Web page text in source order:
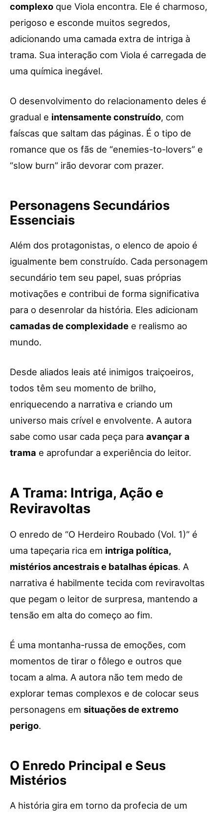
complexo que Viola encontra. Ele é charmoso,
perigoso e esconde muitos segredos,
adicionando uma camada extra de intriga à
trama. Sua interação com Viola é carregada de
uma química inegável.
O desenvolvimento do relacionamento deles é
gradual e intensamente construído, com
faíscas que saltam das páginas. É o tipo de
romance que os fãs de “enemies-to-lovers” e
“slow burn” irão devorar com prazer.
Personagens Secundários
Essenciais
Além dos protagonistas, o elenco de apoio é
igualmente bem construído. Cada personagem
secundário tem seu papel, suas próprias
motivações e contribui de forma significativa
para o desenrolar da história. Eles adicionam
camadas de complexidade e realismo ao
mundo.
Desde aliados leais até inimigos traiçoeiros,
todos têm seu momento de brilho,
enriquecendo a narrativa e criando um
universo mais crível e envolvente. A autora
sabe como usar cada peça para avançar a
trama e aprofundar a experiência do leitor.
A Trama: Intriga, Ação e
Reviravoltas
O enredo de “O Herdeiro Roubado (Vol. 1)” é
uma tapeçaria rica em intriga política,
mistérios ancestrais e batalhas épicas. A
narrativa é habilmente tecida com reviravoltas
que pegam o leitor de surpresa, mantendo a
tensão em alta do começo ao fim.
É uma montanha-russa de emoções, com
momentos de tirar o fôlego e outros que
tocam a alma. A autora não tem medo de
explorar temas complexos e de colocar seus
personagens em situações de extremo
perigo.
O Enredo Principal e Seus
Mistérios
A história gira em torno da profecia de um